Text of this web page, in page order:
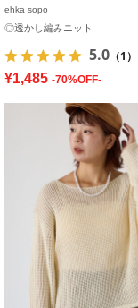
ehka sopo
◎透かし編みニット
5.0 （1）
¥1,485 -70%OFF-